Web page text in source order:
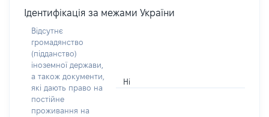
Ідентифікація за межами України
Відсутнє
громадянство
(підданство)
іноземної держави,
а також документи,
які дають право на
постійне
проживання на
Ні